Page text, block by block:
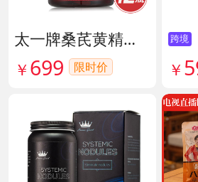
太一牌桑芪黄精胶囊 货号133159
￥ 699 限时价
跨境
￥